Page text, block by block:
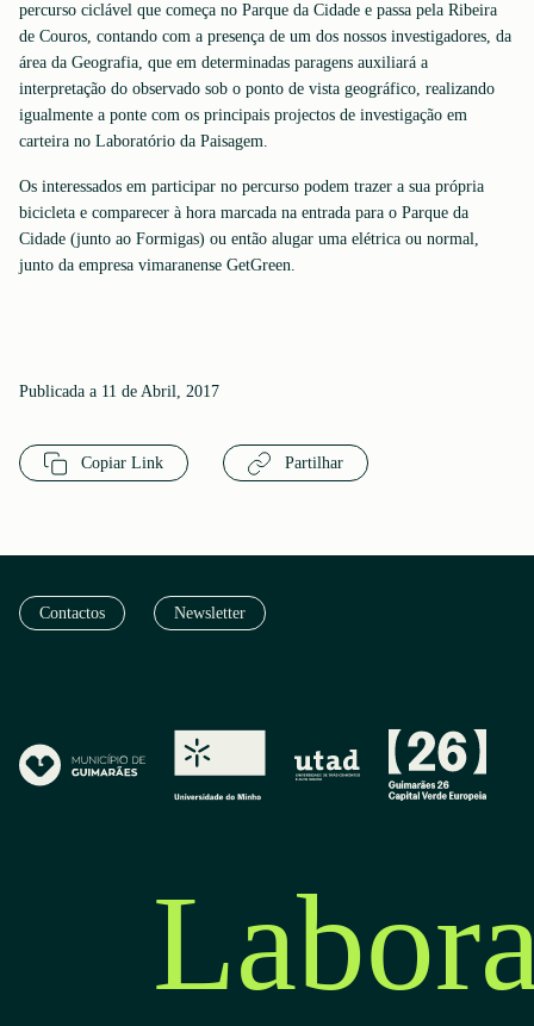
percurso ciclável que começa no Parque da Cidade e passa pela Ribeira
de Couros, contando com a presença de um dos nossos investigadores, da
área da Geografia, que em determinadas paragens auxiliará a
interpretação do observado sob o ponto de vista geográfico, realizando
igualmente a ponte com os principais projectos de investigação em
carteira no Laboratório da Paisagem.
Os interessados em participar no percurso podem trazer a sua própria
bicicleta e comparecer à hora marcada na entrada para o Parque da
Cidade (junto ao Formigas) ou então alugar uma elétrica ou normal,
junto da empresa vimaranense GetGreen.
Publicada a 11 de Abril, 2017
Copiar Link Partilhar
Contactos Newsletter